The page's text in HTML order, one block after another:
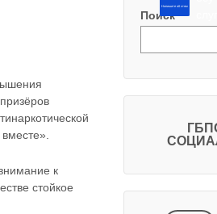
к
стойкое
Напишите об этом
Поиск